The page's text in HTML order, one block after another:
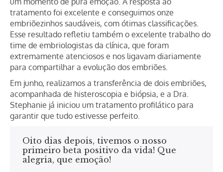
tratamento foi excelente e conseguimos onze
embriõezinhos saudáveis, com ótimas classificações.
Esse resultado refletiu também o excelente trabalho do
time de embriologistas da clínica, que foram
extremamente atenciosos e nos ligavam diariamente
para compartilhar a evolução dos embriões.
Em junho, realizamos a transferência de dois embriões,
acompanhada de histeroscopia e biópsia, e a Dra.
Stephanie já iniciou um tratamento profilático para
garantir que tudo estivesse perfeito.
Oito dias depois, tivemos o nosso
primeiro beta positivo da vida! Que
alegria, que emoção!